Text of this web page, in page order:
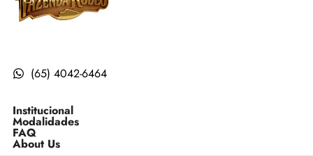
(65) 4042-6464
Institucional
Modalidades
FAQ
About Us